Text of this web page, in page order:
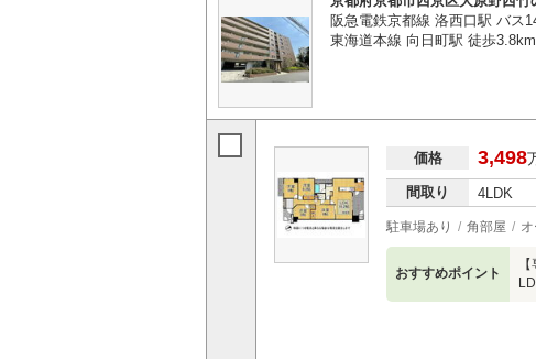
阪急電鉄京都線 洛西口駅 バス
東海道本線 向日町駅 徒歩3.8km
価格 3,498
間取り 4LDK
駐車場あり 角部屋
おすすめポイント